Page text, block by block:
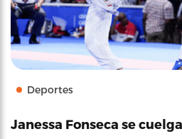
Deportes
Janessa Fonseca se